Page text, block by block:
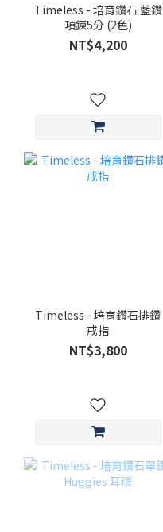
Timeless - 培育鑽石 藍鑽
項鍊5分 (2色)
NT$4,200
Timeless - 培育鑽石排鑽
戒指
NT$3,800